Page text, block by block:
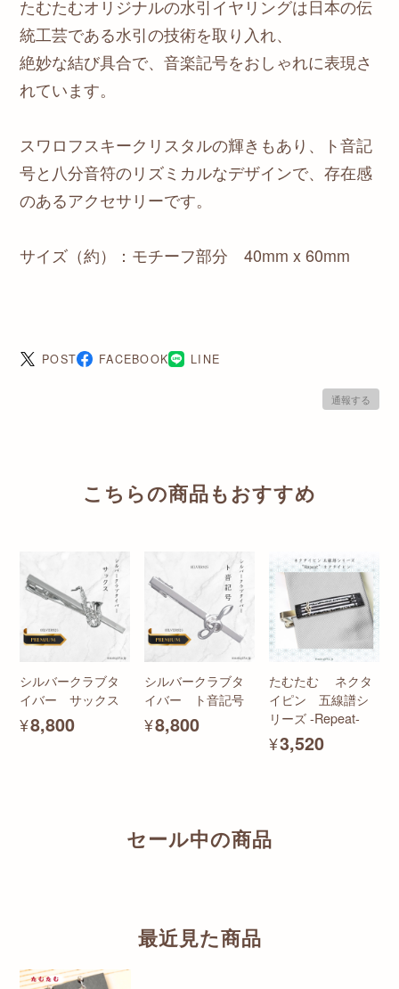
たむたむオリジナルの水引イヤリングは日本の伝
統工芸である水引の技術を取り入れ、
絶妙な結び具合で、音楽記号をおしゃれに表現さ
れています。
スワロフスキークリスタルの輝きもあり、ト音記
号と八分音符のリズミカルなデザインで、存在感
のあるアクセサリーです。
サイズ（約）：モチーフ部分 40mm x 60mm
POST FACEBOOK LINE
通報する
こちらの商品もおすすめ
シルバークラブタ
イバー サックス
¥8,800
シルバークラブタ
イバー ト音記号
¥8,800
たむたむ ネクタ
イピン 五線譜シ
リーズ -Repeat-
¥3,520
セール中の商品
最近見た商品